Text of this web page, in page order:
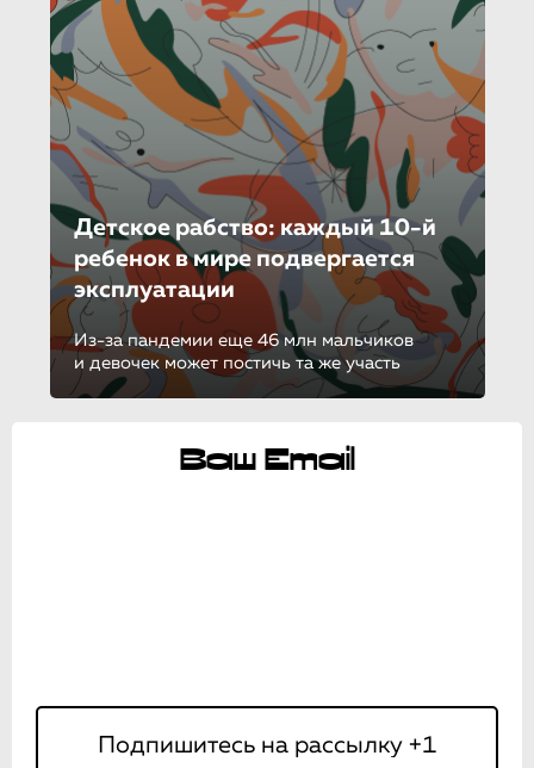
Детское рабство: каждый 10-й
ребенок в мире подвергается
эксплуатации
Из-за пандемии еще 46 млн мальчиков
и девочек может постичь та же участь
Ваш Email